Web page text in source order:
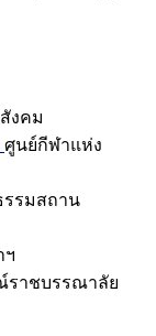
งคม
ศูนย์กีฬาแห่ง
รรมสถาน
ฯ
ราชบรรณาลัย